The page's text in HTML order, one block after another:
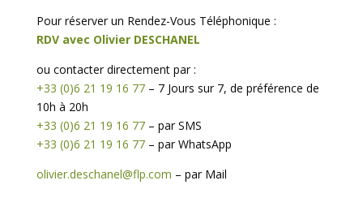
Pour réserver un Rendez-Vous Téléphonique :
RDV avec Olivier DESCHANEL
ou contacter directement par :
+33 (0)6 21 19 16 77– 7 Jours sur 7, de préférence de
10h à 20h
+33 (0)6 21 19 16 77– par SMS
+33 (0)6 21 19 16 77– par WhatsApp
olivier.deschanel@flp.com – par Mail